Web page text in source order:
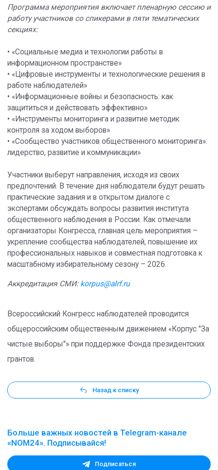
Программа мероприятия включает пленарную сессию и
работу участников со спикерами в пяти тематических
секциях:
• «Социальные медиа и технологии работы в
информационном пространстве»
• «Цифровые инструменты и технологические решения в
работе наблюдателей»
• «Информационные войны и безопасность: как
защититься и действовать эффективно»
• «Инструменты мониторинга и развитие методик
контроля за ходом выборов»
• «Сообщество участников общественного мониторинга»:
лидерство, развитие и коммуникации»
Участники выберут направления, исходя из своих
предпочтений. В течение дня наблюдатели будут решать
практические задания и в открытом диалоге с
экспертами обсуждать вопросы развития института
общественного наблюдения в России. Как отмечали
организаторы Конгресса, главная цель мероприятия –
укрепление сообщества наблюдателей, повышение их
профессиональных навыков и совместная подготовка к
масштабному избирательному сезону – 2026.
Аккредитация СМИ: korpus@alrf.ru
Всероссийский Конгресс наблюдателей проводится
общероссийским общественным движением «Корпус "За
чистые выборы"» при поддержке Фонда президентских
грантов.
Назад к списку
Больше важных новостей в Telegram-канале
«NOM24». Подписывайся!
Подписаться